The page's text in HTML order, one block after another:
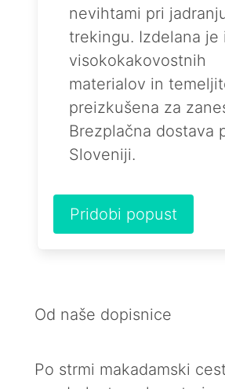
nevihtami pri
trekingu. Izdelana je
visokokakovostnih
materialov in
preizkušena za
Brezplačna dostava
Sloveniji.
Pridobi popust
Od naše dopisnice
Po strmi makadamski